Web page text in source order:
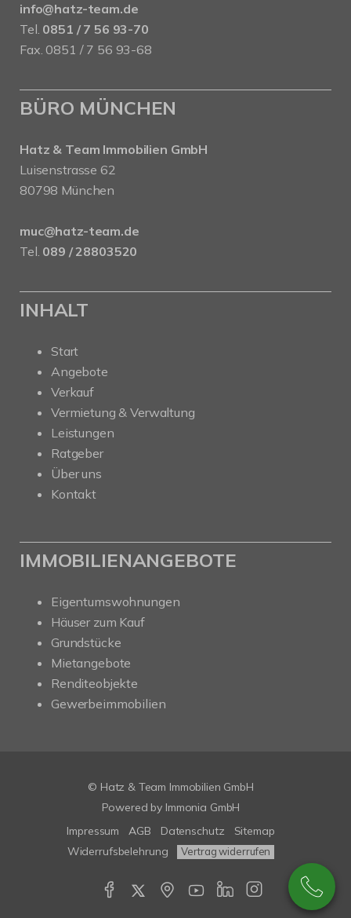
info@hatz-team.de
Tel. 0851 / 7 56 93-70
Fax. 0851 / 7 56 93-68
BÜRO MÜNCHEN
Hatz & Team Immobilien GmbH
Luisenstrasse 62
80798 München
muc@hatz-team.de
Tel. 089 / 28803520
INHALT
Start
Angebote
Verkauf
Vermietung & Verwaltung
Leistungen
Ratgeber
Über uns
Kontakt
IMMOBILIENANGEBOTE
Eigentumswohnungen
Häuser zum Kauf
Grundstücke
Mietangebote
Renditeobjekte
Gewerbeimmobilien
© Hatz & Team Immobilien GmbH
Powered by Immonia GmbH
Impressum
AGB Datenschutz
Sitemap
Widerrufsbelehrung
Vertrag widerrufen